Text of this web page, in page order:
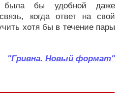
была бы удобной даже
когда ответ на свой
хотя бы в течение пары
"Гривна. Новый формат"